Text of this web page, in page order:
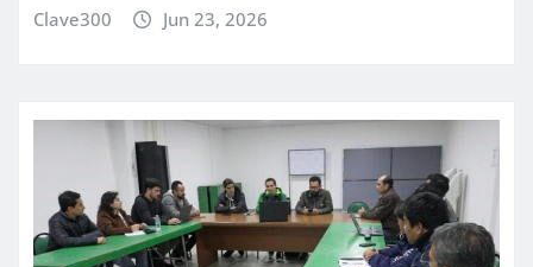
Clave300 Jun 23, 2026